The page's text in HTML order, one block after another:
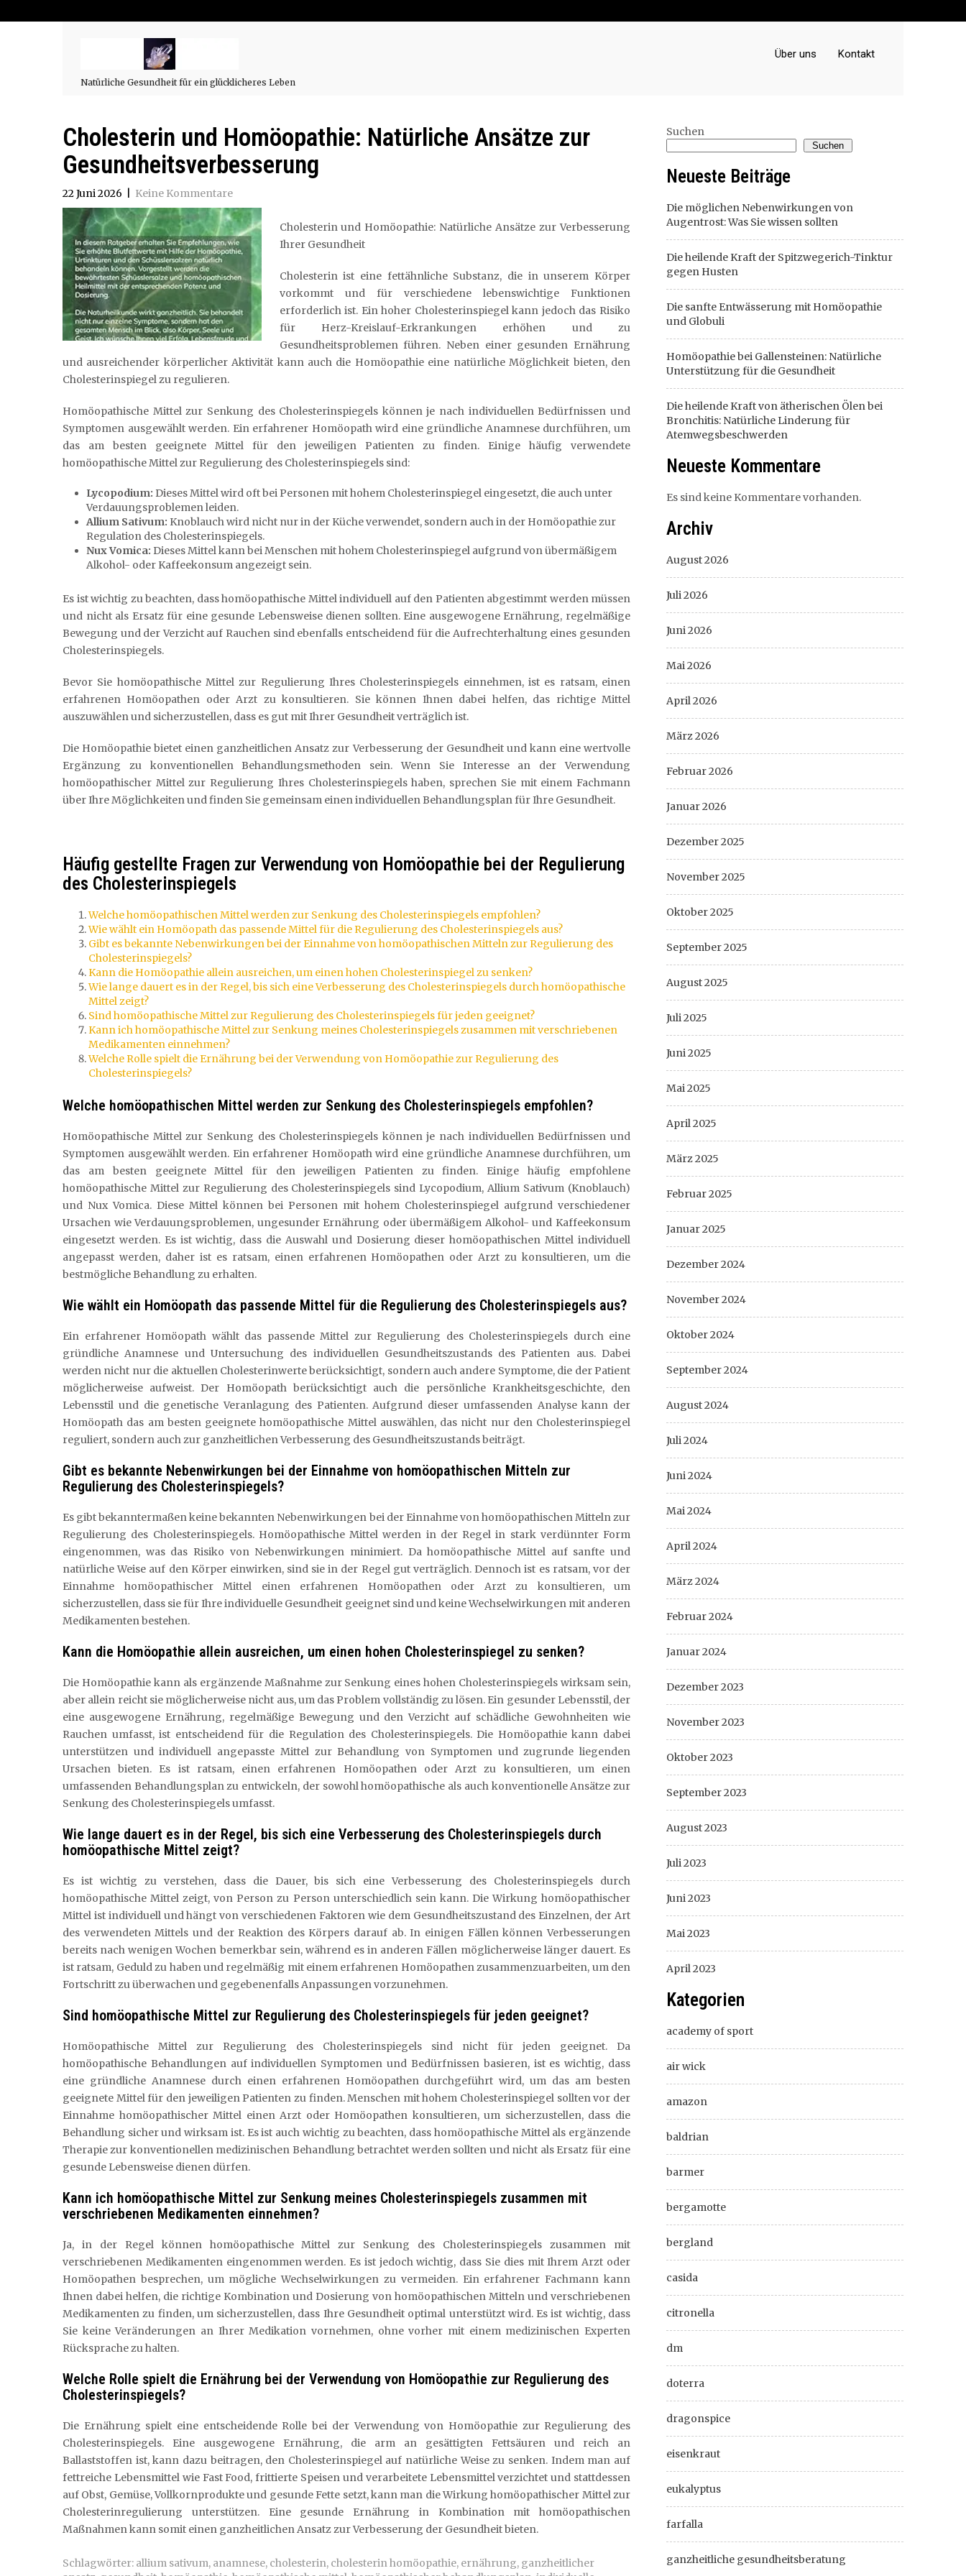
Natürliche Gesundheit für ein glücklicheres Leben
Über uns Kontakt
Cholesterin und Homöopathie: Natürliche Ansätze zur
Gesundheitsverbesserung
22 Juni 2026 Keine Kommentare
Cholesterin und Homöopathie: Natürliche Ansätze zur Verbesserung
Ihrer Gesundheit
Cholesterin ist eine fettähnliche Substanz, die in unserem Körper
vorkommt und für verschiedene lebenswichtige Funktionen
erforderlich ist. Ein hoher Cholesterinspiegel kann jedoch das Risiko
für Herz-Kreislauf-Erkrankungen erhöhen und zu
Gesundheitsproblemen führen. Neben einer gesunden Ernährung
und ausreichender körperlicher Aktivität kann auch die Homöopathie eine natürliche Möglichkeit bieten, den
Cholesterinspiegel zu regulieren.
Homöopathische Mittel zur Senkung des Cholesterinspiegels können je nach individuellen Bedürfnissen und
Symptomen ausgewählt werden. Ein erfahrener Homöopath wird eine gründliche Anamnese durchführen, um
das am besten geeignete Mittel für den jeweiligen Patienten zu finden. Einige häufig verwendete
homöopathische Mittel zur Regulierung des Cholesterinspiegels sind:
Lycopodium: Dieses Mittel wird oft bei Personen mit hohem Cholesterinspiegel eingesetzt, die auch unter
Verdauungsproblemen leiden.
Allium Sativum: Knoblauch wird nicht nur in der Küche verwendet, sondern auch in der Homöopathie zur
Regulation des Cholesterinspiegels.
Nux Vomica: Dieses Mittel kann bei Menschen mit hohem Cholesterinspiegel aufgrund von übermäßigem
Alkohol- oder Kaffeekonsum angezeigt sein.
Es ist wichtig zu beachten, dass homöopathische Mittel individuell auf den Patienten abgestimmt werden müssen
und nicht als Ersatz für eine gesunde Lebensweise dienen sollten. Eine ausgewogene Ernährung, regelmäßige
Bewegung und der Verzicht auf Rauchen sind ebenfalls entscheidend für die Aufrechterhaltung eines gesunden
Cholesterinspiegels.
Bevor Sie homöopathische Mittel zur Regulierung Ihres Cholesterinspiegels einnehmen, ist es ratsam, einen
erfahrenen Homöopathen oder Arzt zu konsultieren. Sie können Ihnen dabei helfen, das richtige Mittel
auszuwählen und sicherzustellen, dass es gut mit Ihrer Gesundheit verträglich ist.
Die Homöopathie bietet einen ganzheitlichen Ansatz zur Verbesserung der Gesundheit und kann eine wertvolle
Ergänzung zu konventionellen Behandlungsmethoden sein. Wenn Sie Interesse an der Verwendung
homöopathischer Mittel zur Regulierung Ihres Cholesterinspiegels haben, sprechen Sie mit einem Fachmann
über Ihre Möglichkeiten und finden Sie gemeinsam einen individuellen Behandlungsplan für Ihre Gesundheit.
Häufig gestellte Fragen zur Verwendung von Homöopathie bei der Regulierung
des Cholesterinspiegels
Welche homöopathischen Mittel werden zur Senkung des Cholesterinspiegels empfohlen?
Wie wählt ein Homöopath das passende Mittel für die Regulierung des Cholesterinspiegels aus?
Gibt es bekannte Nebenwirkungen bei der Einnahme von homöopathischen Mitteln zur Regulierung des
Cholesterinspiegels?
Kann die Homöopathie allein ausreichen, um einen hohen Cholesterinspiegel zu senken?
Wie lange dauert es in der Regel, bis sich eine Verbesserung des Cholesterinspiegels durch homöopathische
Mittel zeigt?
Sind homöopathische Mittel zur Regulierung des Cholesterinspiegels für jeden geeignet?
Kann ich homöopathische Mittel zur Senkung meines Cholesterinspiegels zusammen mit verschriebenen
Medikamenten einnehmen?
Welche Rolle spielt die Ernährung bei der Verwendung von Homöopathie zur Regulierung des
Cholesterinspiegels?
Welche homöopathischen Mittel werden zur Senkung des Cholesterinspiegels empfohlen?
Homöopathische Mittel zur Senkung des Cholesterinspiegels können je nach individuellen Bedürfnissen und
Symptomen ausgewählt werden. Ein erfahrener Homöopath wird eine gründliche Anamnese durchführen, um
das am besten geeignete Mittel für den jeweiligen Patienten zu finden. Einige häufig empfohlene
homöopathische Mittel zur Regulierung des Cholesterinspiegels sind Lycopodium, Allium Sativum (Knoblauch)
und Nux Vomica. Diese Mittel können bei Personen mit hohem Cholesterinspiegel aufgrund verschiedener
Ursachen wie Verdauungsproblemen, ungesunder Ernährung oder übermäßigem Alkohol- und Kaffeekonsum
eingesetzt werden. Es ist wichtig, dass die Auswahl und Dosierung dieser homöopathischen Mittel individuell
angepasst werden, daher ist es ratsam, einen erfahrenen Homöopathen oder Arzt zu konsultieren, um die
bestmögliche Behandlung zu erhalten.
Wie wählt ein Homöopath das passende Mittel für die Regulierung des Cholesterinspiegels aus?
Ein erfahrener Homöopath wählt das passende Mittel zur Regulierung des Cholesterinspiegels durch eine
gründliche Anamnese und Untersuchung des individuellen Gesundheitszustands des Patienten aus. Dabei
werden nicht nur die aktuellen Cholesterinwerte berücksichtigt, sondern auch andere Symptome, die der Patient
möglicherweise aufweist. Der Homöopath berücksichtigt auch die persönliche Krankheitsgeschichte, den
Lebensstil und die genetische Veranlagung des Patienten. Aufgrund dieser umfassenden Analyse kann der
Homöopath das am besten geeignete homöopathische Mittel auswählen, das nicht nur den Cholesterinspiegel
reguliert, sondern auch zur ganzheitlichen Verbesserung des Gesundheitszustands beiträgt.
Gibt es bekannte Nebenwirkungen bei der Einnahme von homöopathischen Mitteln zur
Regulierung des Cholesterinspiegels?
Es gibt bekanntermaßen keine bekannten Nebenwirkungen bei der Einnahme von homöopathischen Mitteln zur
Regulierung des Cholesterinspiegels. Homöopathische Mittel werden in der Regel in stark verdünnter Form
eingenommen, was das Risiko von Nebenwirkungen minimiert. Da homöopathische Mittel auf sanfte und
natürliche Weise auf den Körper einwirken, sind sie in der Regel gut verträglich. Dennoch ist es ratsam, vor der
Einnahme homöopathischer Mittel einen erfahrenen Homöopathen oder Arzt zu konsultieren, um
sicherzustellen, dass sie für Ihre individuelle Gesundheit geeignet sind und keine Wechselwirkungen mit anderen
Medikamenten bestehen.
Kann die Homöopathie allein ausreichen, um einen hohen Cholesterinspiegel zu senken?
Die Homöopathie kann als ergänzende Maßnahme zur Senkung eines hohen Cholesterinspiegels wirksam sein,
aber allein reicht sie möglicherweise nicht aus, um das Problem vollständig zu lösen. Ein gesunder Lebensstil, der
eine ausgewogene Ernährung, regelmäßige Bewegung und den Verzicht auf schädliche Gewohnheiten wie
Rauchen umfasst, ist entscheidend für die Regulation des Cholesterinspiegels. Die Homöopathie kann dabei
unterstützen und individuell angepasste Mittel zur Behandlung von Symptomen und zugrunde liegenden
Ursachen bieten. Es ist ratsam, einen erfahrenen Homöopathen oder Arzt zu konsultieren, um einen
umfassenden Behandlungsplan zu entwickeln, der sowohl homöopathische als auch konventionelle Ansätze zur
Senkung des Cholesterinspiegels umfasst.
Wie lange dauert es in der Regel, bis sich eine Verbesserung des Cholesterinspiegels durch
homöopathische Mittel zeigt?
Es ist wichtig zu verstehen, dass die Dauer, bis sich eine Verbesserung des Cholesterinspiegels durch
homöopathische Mittel zeigt, von Person zu Person unterschiedlich sein kann. Die Wirkung homöopathischer
Mittel ist individuell und hängt von verschiedenen Faktoren wie dem Gesundheitszustand des Einzelnen, der Art
des verwendeten Mittels und der Reaktion des Körpers darauf ab. In einigen Fällen können Verbesserungen
bereits nach wenigen Wochen bemerkbar sein, während es in anderen Fällen möglicherweise länger dauert. Es
ist ratsam, Geduld zu haben und regelmäßig mit einem erfahrenen Homöopathen zusammenzuarbeiten, um den
Fortschritt zu überwachen und gegebenenfalls Anpassungen vorzunehmen.
Sind homöopathische Mittel zur Regulierung des Cholesterinspiegels für jeden geeignet?
Homöopathische Mittel zur Regulierung des Cholesterinspiegels sind nicht für jeden geeignet. Da
homöopathische Behandlungen auf individuellen Symptomen und Bedürfnissen basieren, ist es wichtig, dass
eine gründliche Anamnese durch einen erfahrenen Homöopathen durchgeführt wird, um das am besten
geeignete Mittel für den jeweiligen Patienten zu finden. Menschen mit hohem Cholesterinspiegel sollten vor der
Einnahme homöopathischer Mittel einen Arzt oder Homöopathen konsultieren, um sicherzustellen, dass die
Behandlung sicher und wirksam ist. Es ist auch wichtig zu beachten, dass homöopathische Mittel als ergänzende
Therapie zur konventionellen medizinischen Behandlung betrachtet werden sollten und nicht als Ersatz für eine
gesunde Lebensweise dienen dürfen.
Kann ich homöopathische Mittel zur Senkung meines Cholesterinspiegels zusammen mit
verschriebenen Medikamenten einnehmen?
Ja, in der Regel können homöopathische Mittel zur Senkung des Cholesterinspiegels zusammen mit
verschriebenen Medikamenten eingenommen werden. Es ist jedoch wichtig, dass Sie dies mit Ihrem Arzt oder
Homöopathen besprechen, um mögliche Wechselwirkungen zu vermeiden. Ein erfahrener Fachmann kann
Ihnen dabei helfen, die richtige Kombination und Dosierung von homöopathischen Mitteln und verschriebenen
Medikamenten zu finden, um sicherzustellen, dass Ihre Gesundheit optimal unterstützt wird. Es ist wichtig, dass
Sie keine Veränderungen an Ihrer Medikation vornehmen, ohne vorher mit einem medizinischen Experten
Rücksprache zu halten.
Welche Rolle spielt die Ernährung bei der Verwendung von Homöopathie zur Regulierung des
Cholesterinspiegels?
Die Ernährung spielt eine entscheidende Rolle bei der Verwendung von Homöopathie zur Regulierung des
Cholesterinspiegels. Eine ausgewogene Ernährung, die arm an gesättigten Fettsäuren und reich an
Ballaststoffen ist, kann dazu beitragen, den Cholesterinspiegel auf natürliche Weise zu senken. Indem man auf
fettreiche Lebensmittel wie Fast Food, frittierte Speisen und verarbeitete Lebensmittel verzichtet und stattdessen
auf Obst, Gemüse, Vollkornprodukte und gesunde Fette setzt, kann man die Wirkung homöopathischer Mittel zur
Cholesterinregulierung unterstützen. Eine gesunde Ernährung in Kombination mit homöopathischen
Maßnahmen kann somit einen ganzheitlichen Ansatz zur Verbesserung der Gesundheit bieten.
Schlagwörter: allium sativum, anamnese, cholesterin, cholesterin homöopathie, ernährung, ganzheitlicher
Suchen
Suchen
Neueste Beiträge
Die möglichen Nebenwirkungen von
Augentrost: Was Sie wissen sollten
Die heilende Kraft der Spitzwegerich-Tinktur
gegen Husten
Die sanfte Entwässerung mit Homöopathie
und Globuli
Homöopathie bei Gallensteinen: Natürliche
Unterstützung für die Gesundheit
Die heilende Kraft von ätherischen Ölen bei
Bronchitis: Natürliche Linderung für
Atemwegsbeschwerden
Neueste Kommentare
Es sind keine Kommentare vorhanden.
Archiv
August 2026
Juli 2026
Juni 2026
Mai 2026
April 2026
März 2026
Februar 2026
Januar 2026
Dezember 2025
November 2025
Oktober 2025
September 2025
August 2025
Juli 2025
Juni 2025
Mai 2025
April 2025
März 2025
Februar 2025
Januar 2025
Dezember 2024
November 2024
Oktober 2024
September 2024
August 2024
Juli 2024
Juni 2024
Mai 2024
April 2024
März 2024
Februar 2024
Januar 2024
Dezember 2023
November 2023
Oktober 2023
September 2023
August 2023
Juli 2023
Juni 2023
Mai 2023
April 2023
Kategorien
academy of sport
air wick
amazon
baldrian
barmer
bergamotte
bergland
casida
citronella
dm
doterra
dragonspice
eisenkraut
eukalyptus
farfalla
ganzheitliche gesundheitsberatung